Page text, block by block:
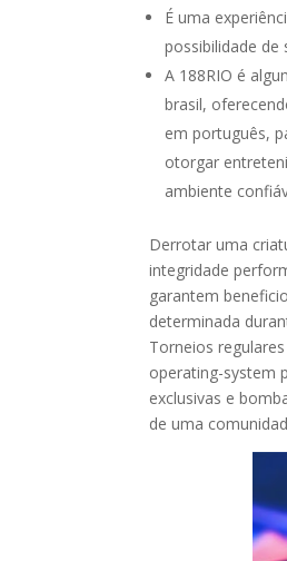
É uma
possibilidade de
A 188RIO é
brasil,
em português,
otorgar
ambiente
Derrotar uma
integridade
garantem
determinada
Torneios
operating-system
exclusivas e
de uma